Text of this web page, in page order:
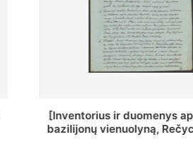
„Wiadomośc Połockiey
Dyecezyi..."